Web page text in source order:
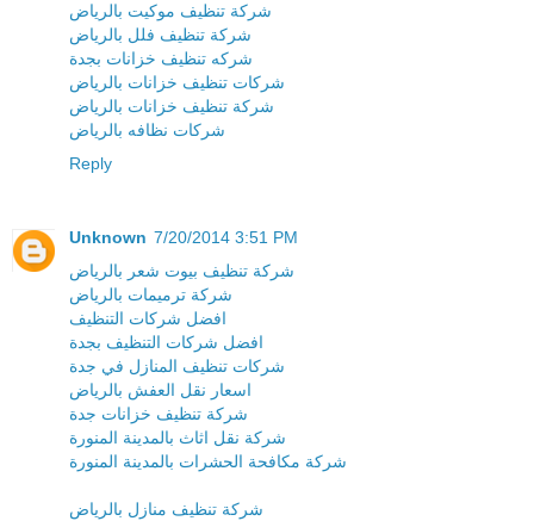
شركة تنظيف موكيت بالرياض
شركة تنظيف فلل بالرياض
شركه تنظيف خزانات بجدة
شركات تنظيف خزانات بالرياض
شركة تنظيف خزانات بالرياض
شركات نظافه بالرياض
Reply
Unknown 7/20/2014 3:51 PM
شركة تنظيف بيوت شعر بالرياض
شركة ترميمات بالرياض
افضل شركات التنظيف
افضل شركات التنظيف بجدة
شركات تنظيف المنازل في جدة
اسعار نقل العفش بالرياض
شركة تنظيف خزانات جدة
شركة نقل اثاث بالمدينة المنورة
شركة مكافحة الحشرات بالمدينة المنورة
شركة تنظيف منازل بالرياض